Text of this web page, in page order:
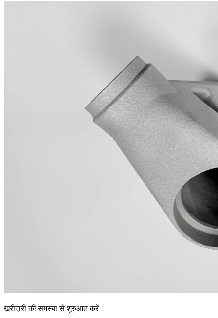
खरीदारी की समस्या से शुरुआत करें